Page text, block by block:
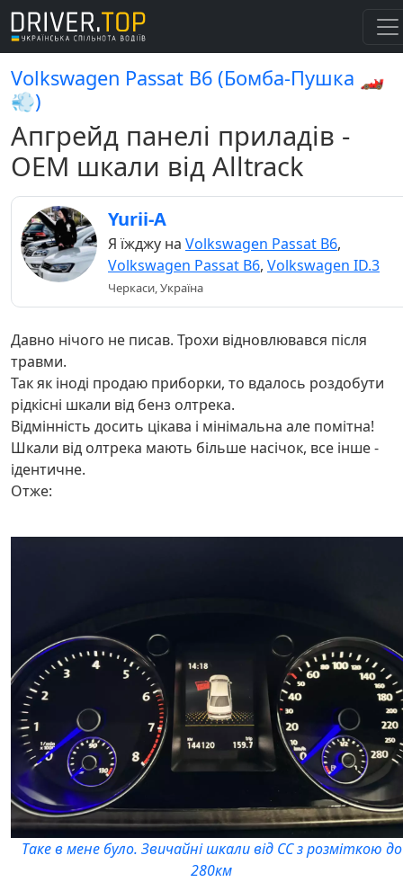
Volkswagen Passat B6 (Бомба-Пушка 🏎️
💨)
Апгрейд панелі приладів -
OEM шкали від Alltrack
Yurii-A
Я їжджу на Volkswagen Passat B6,
Volkswagen Passat B6, Volkswagen ID.3
Черкаси, Україна
Давно нічого не писав. Трохи відновлювався після
травми.
Так як іноді продаю приборки, то вдалось роздобути
рідкісні шкали від бенз олтрека.
Відмінність досить цікава і мінімальна але помітна!
Шкали від олтрека мають більше насічок, все інше -
ідентичне.
Отже:
Таке в мене було. Звичайні шкали від СС з розміткою до
280км